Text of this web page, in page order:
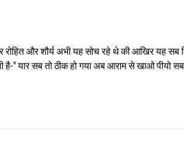
और शौर्य अभी यह सोच रहे थे की आखिर यह सब
" यार सब तो ठीक हो गया अब आराम से खाओ पीयो